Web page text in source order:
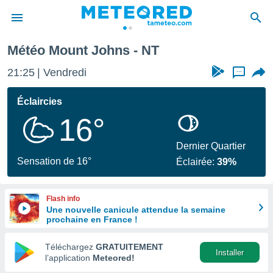
de
en
Météo Mount Johns - NT
21:25 Vendredi ...
Éclaircies
16°
Sensation de 16°
Dernier Quartier
Éclairée:39%
Flash info
Une nouvelle canicule attendue la semaine
prochaine en France !
Téléchargez GRATUITEMENT
l’application Meteored!
Installer